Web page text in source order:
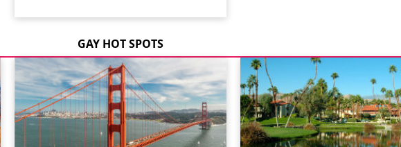
GAY HOT SPOTS